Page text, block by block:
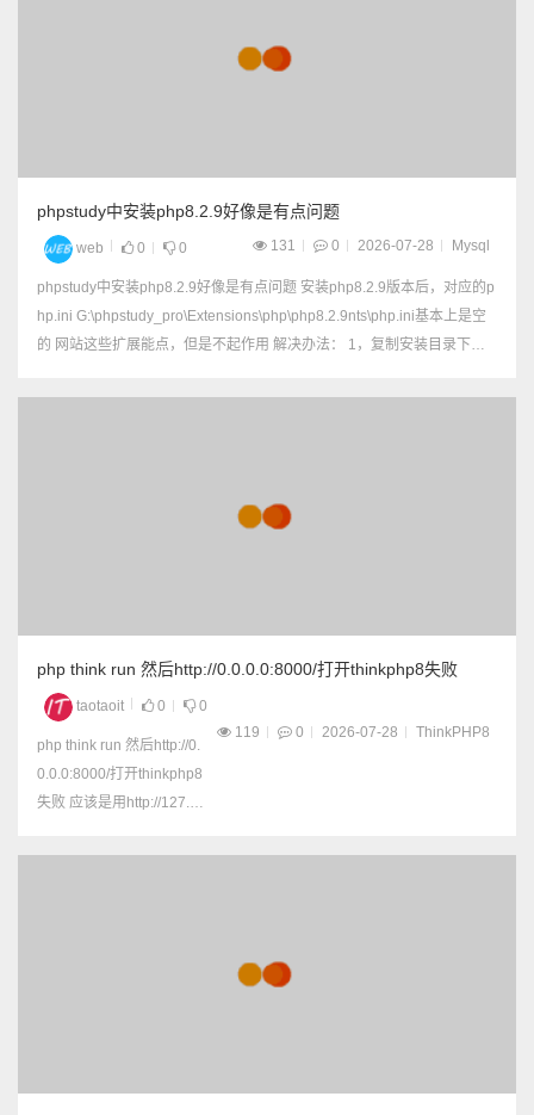
phpstudy中安装php8.2.9好像是有点问题
web 0 0 131 0 2026-07-28 Mysql
phpstudy中安装php8.2.9好像是有点问题 安装php8.2.9版本后，对应的p
hp.ini G:\phpstudy_pro\Extensions\php\php8.2.9nts\php.ini基本上是空
的 网站这些扩展能点，但是不起作用 解决办法： 1，复制安装目录下的p
php think run 然后http://0.0.0.0:8000/打开thinkphp8失败
taotaoit 0
0
119
0 2026-07-28 ThinkPHP8
php think run 然后http://0.
0.0.0:8000/打开thinkphp8
失败 应该是用http://127.0.
果运行的时候就提示错误 p